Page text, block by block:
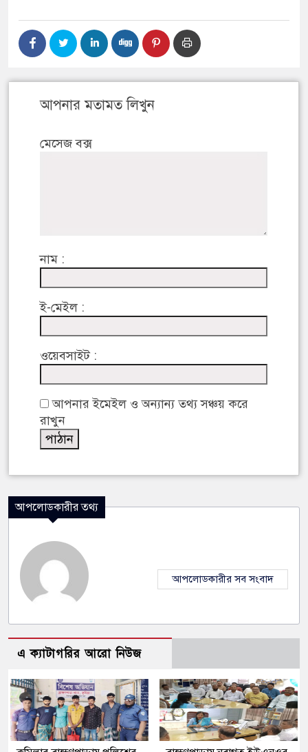
আপনার মতামত লিখুন
মেসেজ বক্স
নাম :
ই-মেইল :
ওয়েবসাইট :
আপনার ইমেইল ও অন্যান্য তথ্য সঞ্চয় করে
রাখুন
আপলোডকারীর তথ্য
আপলোডকারীর সব সংবাদ
এ ক্যাটাগরির আরো নিউজ